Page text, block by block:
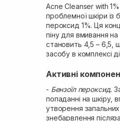
Acne Cleanser with
проблемної шкіри із
пероксид 1%. Ця
піну для вмивання
становить 4,5 – 6,5,
засобу в комплексі
Активні
- Бензоїл пероксид.
попаданні на шкіру,
утворення
знебарвлення